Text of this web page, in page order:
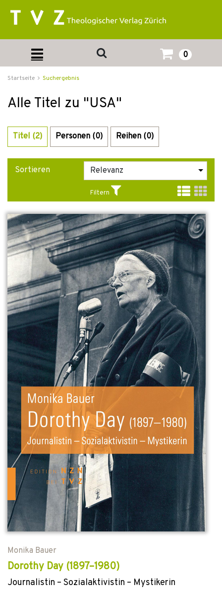
0
Startseite Suchergebnis
Alle Titel zu "USA"
Titel (2) Personen (0) Reihen (0)
Sortieren
Filtern
Monika Bauer
Dorothy Day (1897–1980)
Journalistin – Sozialaktivistin – Mystikerin